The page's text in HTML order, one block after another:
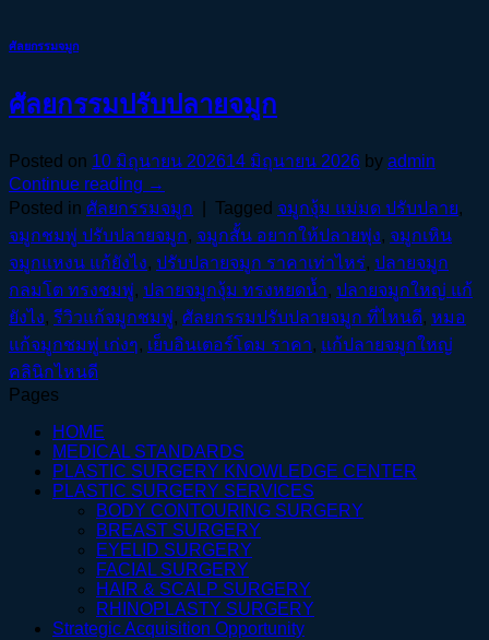
ศัลยกรรมจมูก
ศัลยกรรมปรับปลายจมูก
Posted on 10 มิถุนายน 202614 มิถุนายน 2026 by admin
Continue reading →
Posted in ศัลยกรรมจมูก Tagged จมูกงุ้ม แม่มด ปรับปลาย,
จมูกชมพู่ ปรับปลายจมูก, จมูกสั้น อยากให้ปลายพุ่ง, จมูกเหิน
จมูกแหงน แก้ยังไง, ปรับปลายจมูก ราคาเท่าไหร่, ปลายจมูก
กลมโต ทรงชมพู่, ปลายจมูกงุ้ม ทรงหยดน้ำ, ปลายจมูกใหญ่ แก้
ยังไง, รีวิวแก้จมูกชมพู่, ศัลยกรรมปรับปลายจมูก ที่ไหนดี, หมอ
แก้จมูกชมพู่ เก่งๆ, เย็บอินเตอร์โดม ราคา, แก้ปลายจมูกใหญ่
คลินิกไหนดี
Pages
HOME
MEDICAL STANDARDS
PLASTIC SURGERY KNOWLEDGE CENTER
PLASTIC SURGERY SERVICES
BODY CONTOURING SURGERY
BREAST SURGERY
EYELID SURGERY
FACIAL SURGERY
HAIR & SCALP SURGERY
RHINOPLASTY SURGERY
Strategic Acquisition Opportunity